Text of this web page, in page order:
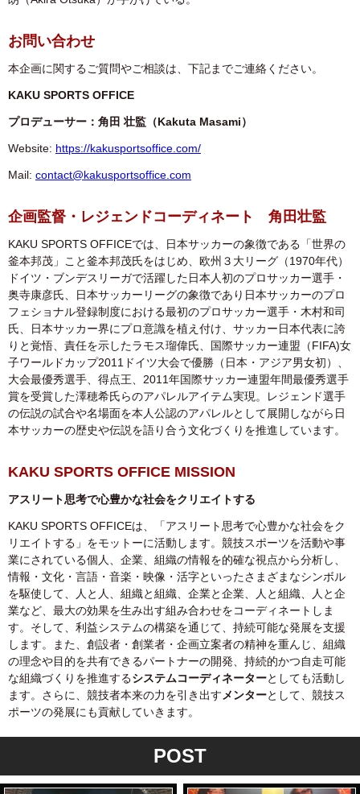
お問い合わせ
本企画に関するご質問やご相談は、下記までご連絡ください。
KAKU SPORTS OFFICE
プロデューサー：角田 壮監（Kakuta Masami）
Website: https://kakusportsoffice.com/
Mail: contact@kakusportsoffice.com
企画監督・レジェンドコーディネート 角田壮監
KAKU SPORTS OFFICEでは、日本サッカーの象徴である「世界の
釜本邦茂」こと釜本邦茂氏をはじめ、欧州３大リーグ（1970年代）
ドイツ・ブンデスリーガで活躍した日本人初のプロサッカー選手・
奥寺康彦氏、日本サッカーリーグの象徴であり日本サッカーのプロ
フェショナル登録制度における最初のプロサッカー選手・木村和司
氏、日本サッカー界にプロ意識を植え付け、サッカー日本代表に誇
りと覚悟、責任を示したラモス瑠偉氏、国際サッカー連盟（FIFA)女
子ワールドカップ2011ドイツ大会で優勝（日本・アジア男女初）、
大会最優秀選手、得点王、2011年国際サッカー連盟年間最優秀選手
賞を受賞した澤穂希氏らのアパレルアイテム実現。レジェンド選手
の伝説の試合や名場面を本人公認のアパレルとして展開しながら日
本サッカーの歴史や伝説を語り合う文化づくりを推進しています。
KAKU SPORTS OFFICE MISSION
アスリート思考で心豊かな社会をクリエイトする
KAKU SPORTS OFFICEは、「アスリート思考で心豊かな社会をク
リエイトする」をモットーに活動します。競技スポーツを活動や事
業にされている個人、企業、組織の情報を的確な視点から分析し、
情報・文化・言語・音楽・映像・活字といったさまざまなシンボル
を駆使して、人と人、組織と組織、企業と企業、人と組織、人と企
業など、最大の効果を生み出す組み合わせをコーディネートしま
す。そして、利益システムの構築を通じて、持続可能な発展を支援
します。また、創設者・創業者・企画立案者の精神を重んじ、組織
の理念や目的を共有できるパートナーの開発、持続的かつ自走可能
な組織づくりを推進するシステムコーディネーターとしても活動し
ます。さらに、競技者本来の力を引き出すメンターとして、競技ス
ポーツの発展にも貢献していきます。
POST